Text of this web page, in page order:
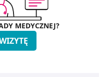
MEDYCZNEJ?